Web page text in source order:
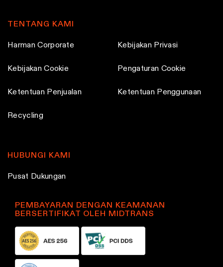
TENTANG KAMI
Harman Corporate Kebijakan Privasi
Kebijakan Cookie Pengaturan Cookie
Ketentuan Penjualan Ketentuan Penggunaan
Recycling
HUBUNGI KAMI
Pusat Dukungan
PEMBAYARAN DENGAN KEAMANAN
BERSERTIFIKAT OLEH MIDTRANS